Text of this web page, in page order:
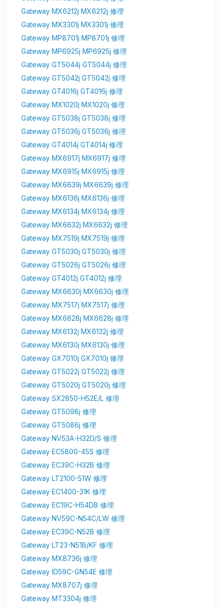
Gateway MX6212j MX6212j 修理
Gateway MX3301j MX3301j 修理
Gateway MP8701j MP8701j 修理
Gateway MP6925j MP6925j 修理
Gateway GT5044j GT5044j 修理
Gateway GT5042j GT5042j 修理
Gateway GT4016j GT4016j 修理
Gateway MX1020j MX1020j 修理
Gateway GT5038j GT5038j 修理
Gateway GT5036j GT5036j 修理
Gateway GT4014j GT4014j 修理
Gateway MX6917j MX6917j 修理
Gateway MX6915j MX6915j 修理
Gateway MX6639j MX6639j 修理
Gateway MX6136j MX6136j 修理
Gateway MX6134j MX6134j 修理
Gateway MX6632j MX6632j 修理
Gateway MX7519j MX7519j 修理
Gateway GT5030j GT5030j 修理
Gateway GT5026j GT5026j 修理
Gateway GT4012j GT4012j 修理
Gateway MX6630j MX6630j 修理
Gateway MX7517j MX7517j 修理
Gateway MX6628j MX6628j 修理
Gateway MX6132j MX6132j 修理
Gateway MX6130j MX6130j 修理
Gateway GX7010j GX7010j 修理
Gateway GT5022j GT5022j 修理
Gateway GT5020j GT5020j 修理
Gateway SX2850-H52E/L 修理
Gateway GT5098j 修理
Gateway GT5086j 修理
Gateway NV53A-H32D/S 修理
Gateway EC5800-45S 修理
Gateway EC39C-H32B 修理
Gateway LT2100-51W 修理
Gateway EC1400-31K 修理
Gateway EC19C-H54DB 修理
Gateway NV59C-N54C/LW 修理
Gateway EC39C-N52B 修理
Gateway LT23-N51B/KF 修理
Gateway MX8736j 修理
Gateway ID59C-GN54E 修理
Gateway MX8707j 修理
Gateway MT3304j 修理